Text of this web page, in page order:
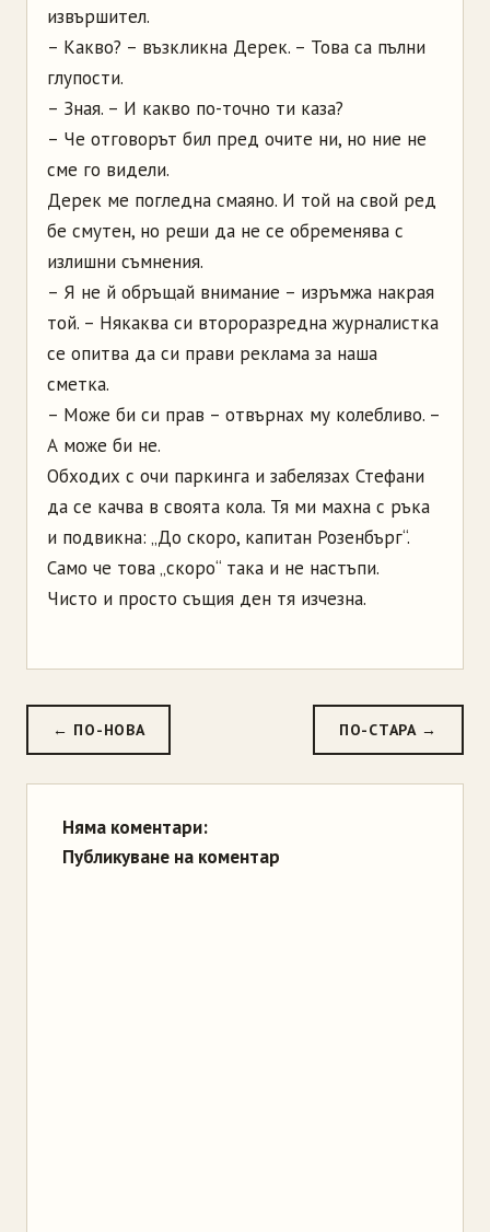
извършител.
– Какво? – възкликна Дерек. – Това са пълни
глупости.
– Зная. – И какво по-точно ти каза?
– Че отговорът бил пред очите ни, но ние не
сме го видели.
Дерек ме погледна смаяно. И той на свой ред
бе смутен, но реши да не се обременява с
излишни съмнения.
– Я не й обръщай внимание – изръмжа накрая
той. – Някаква си второразредна журналистка
се опитва да си прави реклама за наша
сметка.
– Може би си прав – отвърнах му колебливо. –
А може би не.
Обходих с очи паркинга и забелязах Стефани
да се качва в своята кола. Тя ми махна с ръка
и подвикна: „До скоро, капитан Розенбърг“.
Само че това „скоро“ така и не настъпи.
Чисто и просто същия ден тя изчезна.
← ПО-НОВА ПО-СТАРА →
Няма коментари:
Публикуване на коментар